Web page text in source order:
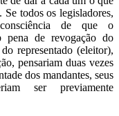
todos os legisladores,
de que o
pena de revogação do
representado (eleitor),
pensariam duas vezes
dos mandantes, seus
ser previamente